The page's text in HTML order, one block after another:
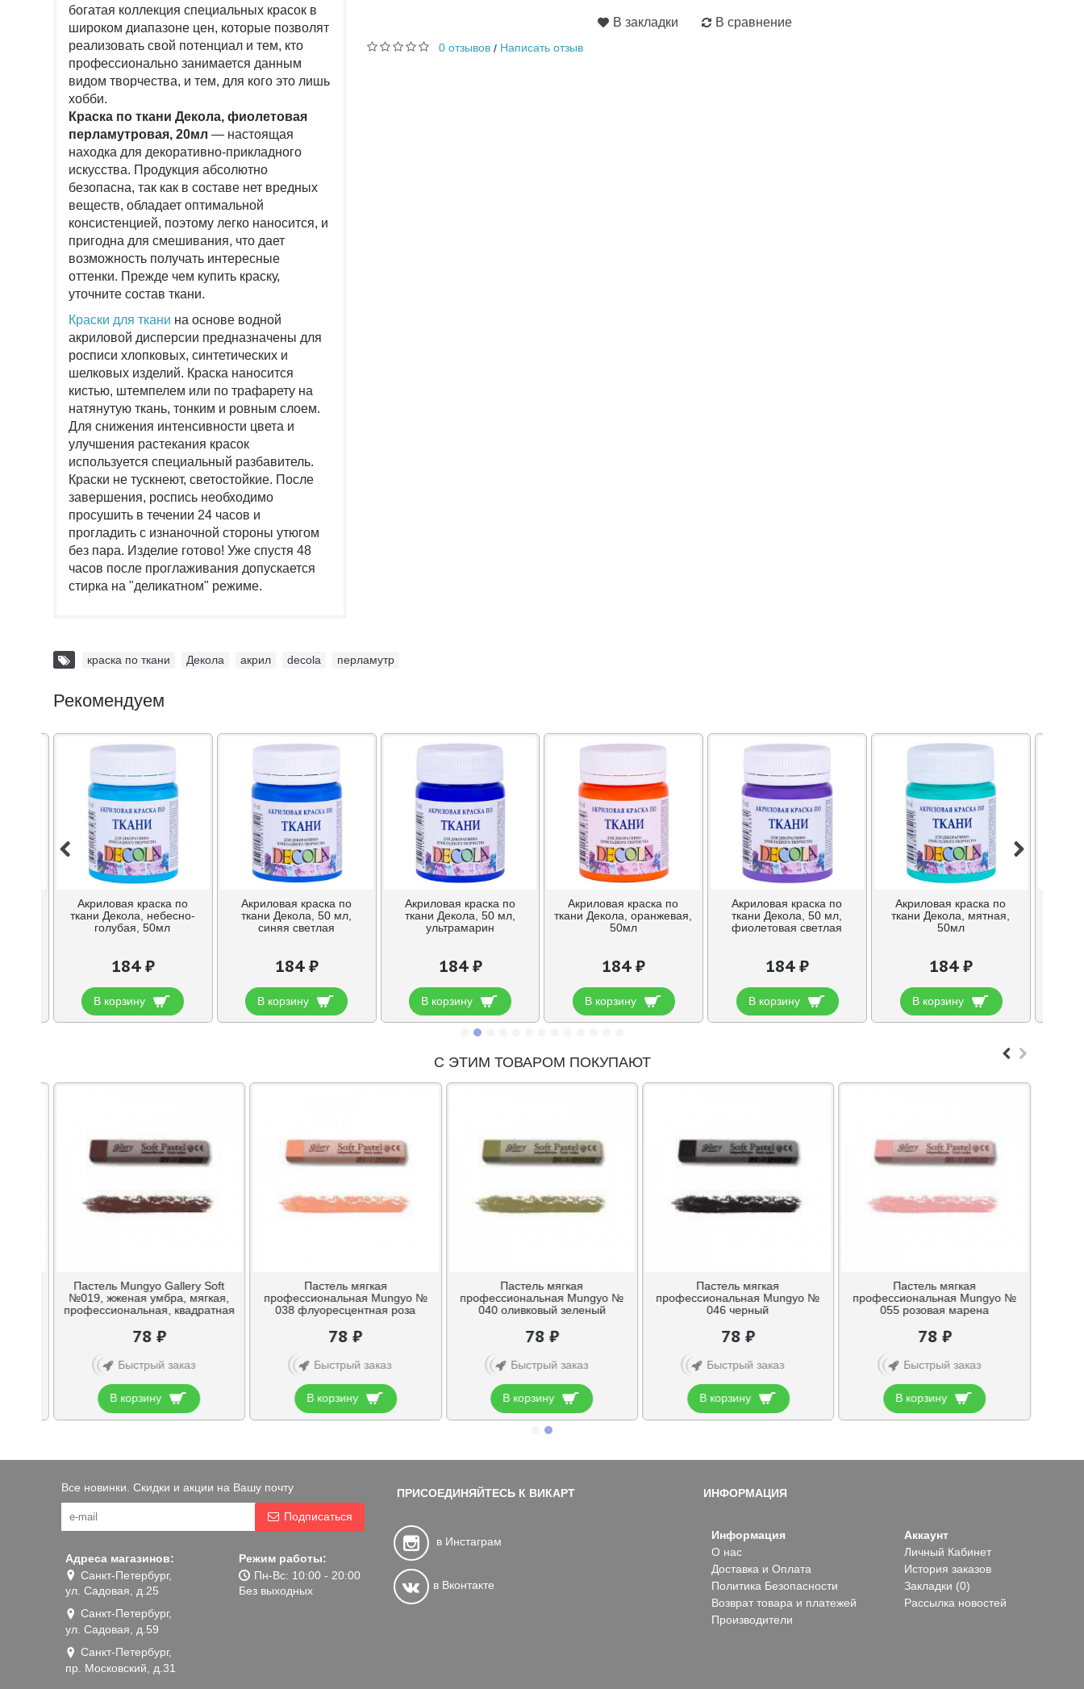
богатая коллекция специальных красок в
широком диапазоне цен, которые позволят
реализовать свой потенциал и тем, кто
профессионально занимается данным
видом творчества, и тем, для кого это лишь
хобби.
Краска по ткани Декола, фиолетовая
перламутровая, 20мл — настоящая
находка для декоративно-прикладного
искусства. Продукция абсолютно
безопасна, так как в составе нет вредных
веществ, обладает оптимальной
консистенцией, поэтому легко наносится, и
пригодна для смешивания, что дает
возможность получать интересные
оттенки. Прежде чем купить краску,
уточните состав ткани.
Краски для ткани на основе водной
акриловой дисперсии предназначены для
росписи хлопковых, синтетических и
шелковых изделий. Краска наносится
кистью, штемпелем или по трафарету на
натянутую ткань, тонким и ровным слоем.
Для снижения интенсивности цвета и
улучшения растекания красок
используется специальный разбавитель.
Краски не тускнеют, светостойкие. После
завершения, роспись необходимо
просушить в течении 24 часов и
прогладить с изнаночной стороны утюгом
без пара. Изделие готово! Уже спустя 48
часов после проглаживания допускается
стирка на "деликатном" режиме.
В закладки В сравнение
0 отзывов/ Написать отзыв
краска по ткани Декола акрил decola перламутр
Рекомендуем
Акриловая краска по
ткани Декола, небесно-
голубая, 50мл
184 ₽
В корзину
Акриловая краска по
ткани Декола, 50 мл,
синяя светлая
184 ₽
В корзину
Акриловая краска по
ткани Декола, 50 мл,
ультрамарин
184 ₽
В корзину
Акриловая краска по
ткани Декола, оранжевая,
50мл
184 ₽
В корзину
Акриловая краска по
ткани Декола, 50 мл,
фиолетовая светлая
184 ₽
В корзину
Акриловая краска по
ткани Декола, мятная,
50мл
184 ₽
В корзину
С ЭТИМ ТОВАРОМ ПОКУПАЮТ
Пастель Mungyo Gallery Soft
№019, жженая умбра, мягкая,
профессиональная, квадратная
78 ₽
Быстрый заказ
В корзину
Пастель мягкая
профессиональная Mungyo №
038 флуоресцентная роза
78 ₽
Быстрый заказ
В корзину
Пастель мягкая
профессиональная Mungyo №
040 оливковый зеленый
78 ₽
Быстрый заказ
В корзину
Пастель мягкая
профессиональная Mungyo №
046 черный
78 ₽
Быстрый заказ
В корзину
Пастель мягкая
профессиональная Mungyo №
055 розовая марена
78 ₽
Быстрый заказ
В корзину
Все новинки. Скидки и акции на Вашу почту
Подписаться
Адреса магазинов:
Санкт-Петербург,
ул. Садовая, д.25
Санкт-Петербург,
ул. Садовая, д.59
Санкт-Петербург,
пр. Московский, д.31
Режим работы:
Пн-Вс: 10:00 - 20:00
Без выходных
ПРИСОЕДИНЯЙТЕСЬ К ВИКАРТ
в Инстаграм
в Вконтакте
ИНФОРМАЦИЯ
Информация
О нас
Доставка и Оплата
Политика Безопасности
Возврат товара и платежей
Производители
Аккаунт
Личный Кабинет
История заказов
Закладки (0)
Рассылка новостей